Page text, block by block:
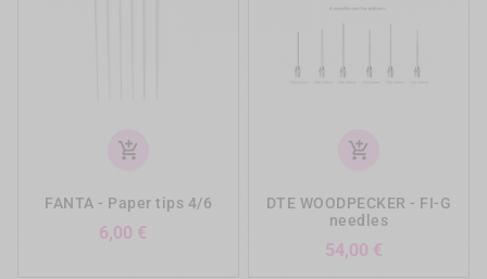
add_shopping_cart
FANTA - Paper tips 4/6
6,00 €
add_shopping_cart
DTE WOODPECKER - FI-G
needles
54,00 €